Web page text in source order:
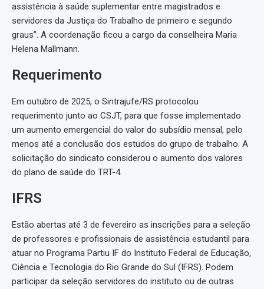
assistência à saúde suplementar entre magistrados e
servidores da Justiça do Trabalho de primeiro e segundo
graus”. A coordenação ficou a cargo da conselheira Maria
Helena Mallmann.
Requerimento
Em outubro de 2025, o Sintrajufe/RS protocolou
requerimento junto ao CSJT, para que fosse implementado
um aumento emergencial do valor do subsídio mensal, pelo
menos até a conclusão dos estudos do grupo de trabalho. A
solicitação do sindicato considerou o aumento dos valores
do plano de saúde do TRT-4.
IFRS
Estão abertas até 3 de fevereiro as inscrições para a seleção
de professores e profissionais de assistência estudantil para
atuar no Programa Partiu IF do Instituto Federal de Educação,
Ciência e Tecnologia do Rio Grande do Sul (IFRS). Podem
participar da seleção servidores do instituto ou de outras